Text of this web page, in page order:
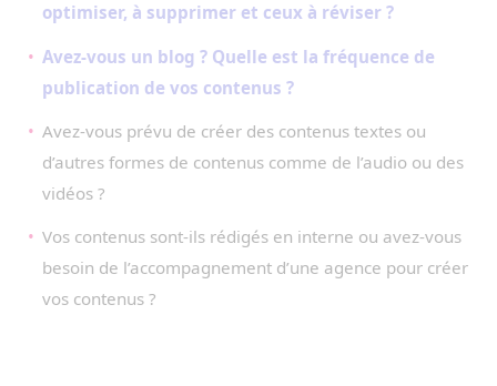
optimiser, à supprimer et ceux à réviser ?
Avez-vous un blog ? Quelle est la fréquence de
publication de vos contenus ?
Avez-vous prévu de créer des contenus textes ou
d’autres formes de contenus comme de l’audio ou des
vidéos ?
Vos contenus sont-ils rédigés en interne ou avez-vous
besoin de l’accompagnement d’une agence pour créer
vos contenus ?